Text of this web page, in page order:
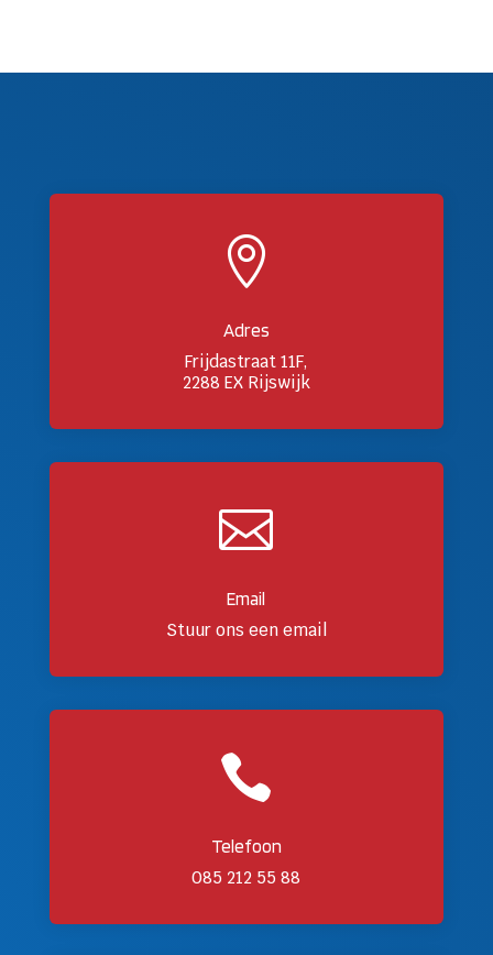

Adres
Frijdastraat 11F,
2288 EX Rijswijk

Email
Stuur ons een email

Telefoon
085 212 55 88